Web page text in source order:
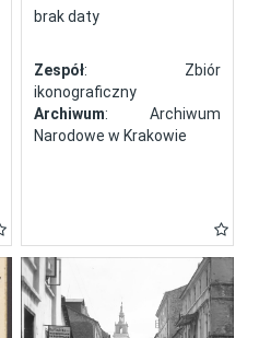
brak daty
Zespół: Zbiór
ikonograficzny
Archiwum: Archiwum
Narodowe w Krakowie